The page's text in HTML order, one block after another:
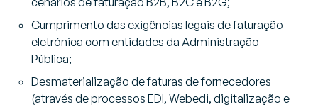
Cumprimento das exigências legais de faturação
eletrónica com entidades da Administração
Pública;
Desmaterialização de faturas de fornecedores
(através de processos EDI, Webedi, digitalização e